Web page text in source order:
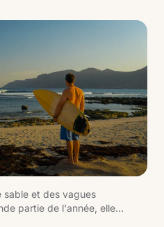
sable et des vagues
partie de l'année, elle